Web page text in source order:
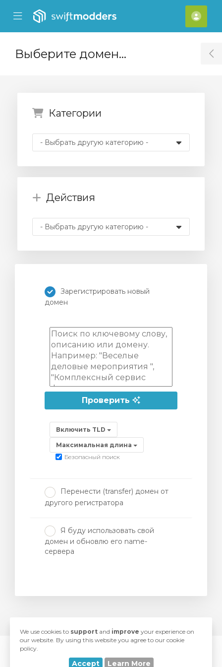
Mobile Menu
Mobile Menu
Выберите домен...
Категории
Действия
Зарегистрировать новый
домен
Проверить
Включить TLD
Максимальная длина
Безопасный поиск
Перенести (transfer) домен от
другого регистратора
Я буду использовать свой
домен и обновлю его name-
сервера
We use cookies to support and improve your experience on
our website. By using this website you agree to our cookie
policy.
Accept Learn More